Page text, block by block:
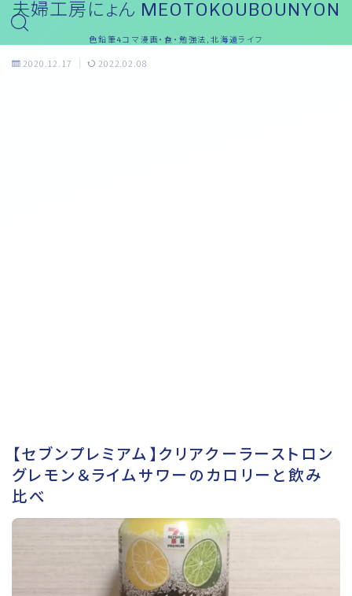
夫婦工房にょん MEOTOKOUBOUNYON
色鉛筆4コマ漫画・食・勉強法,北海道ライフ
2020.12.17 2022.02.08
【セブンプレミアム】クリアクーラーストロン
グレモン＆ライムサワーのカロリーと飲み
比べ